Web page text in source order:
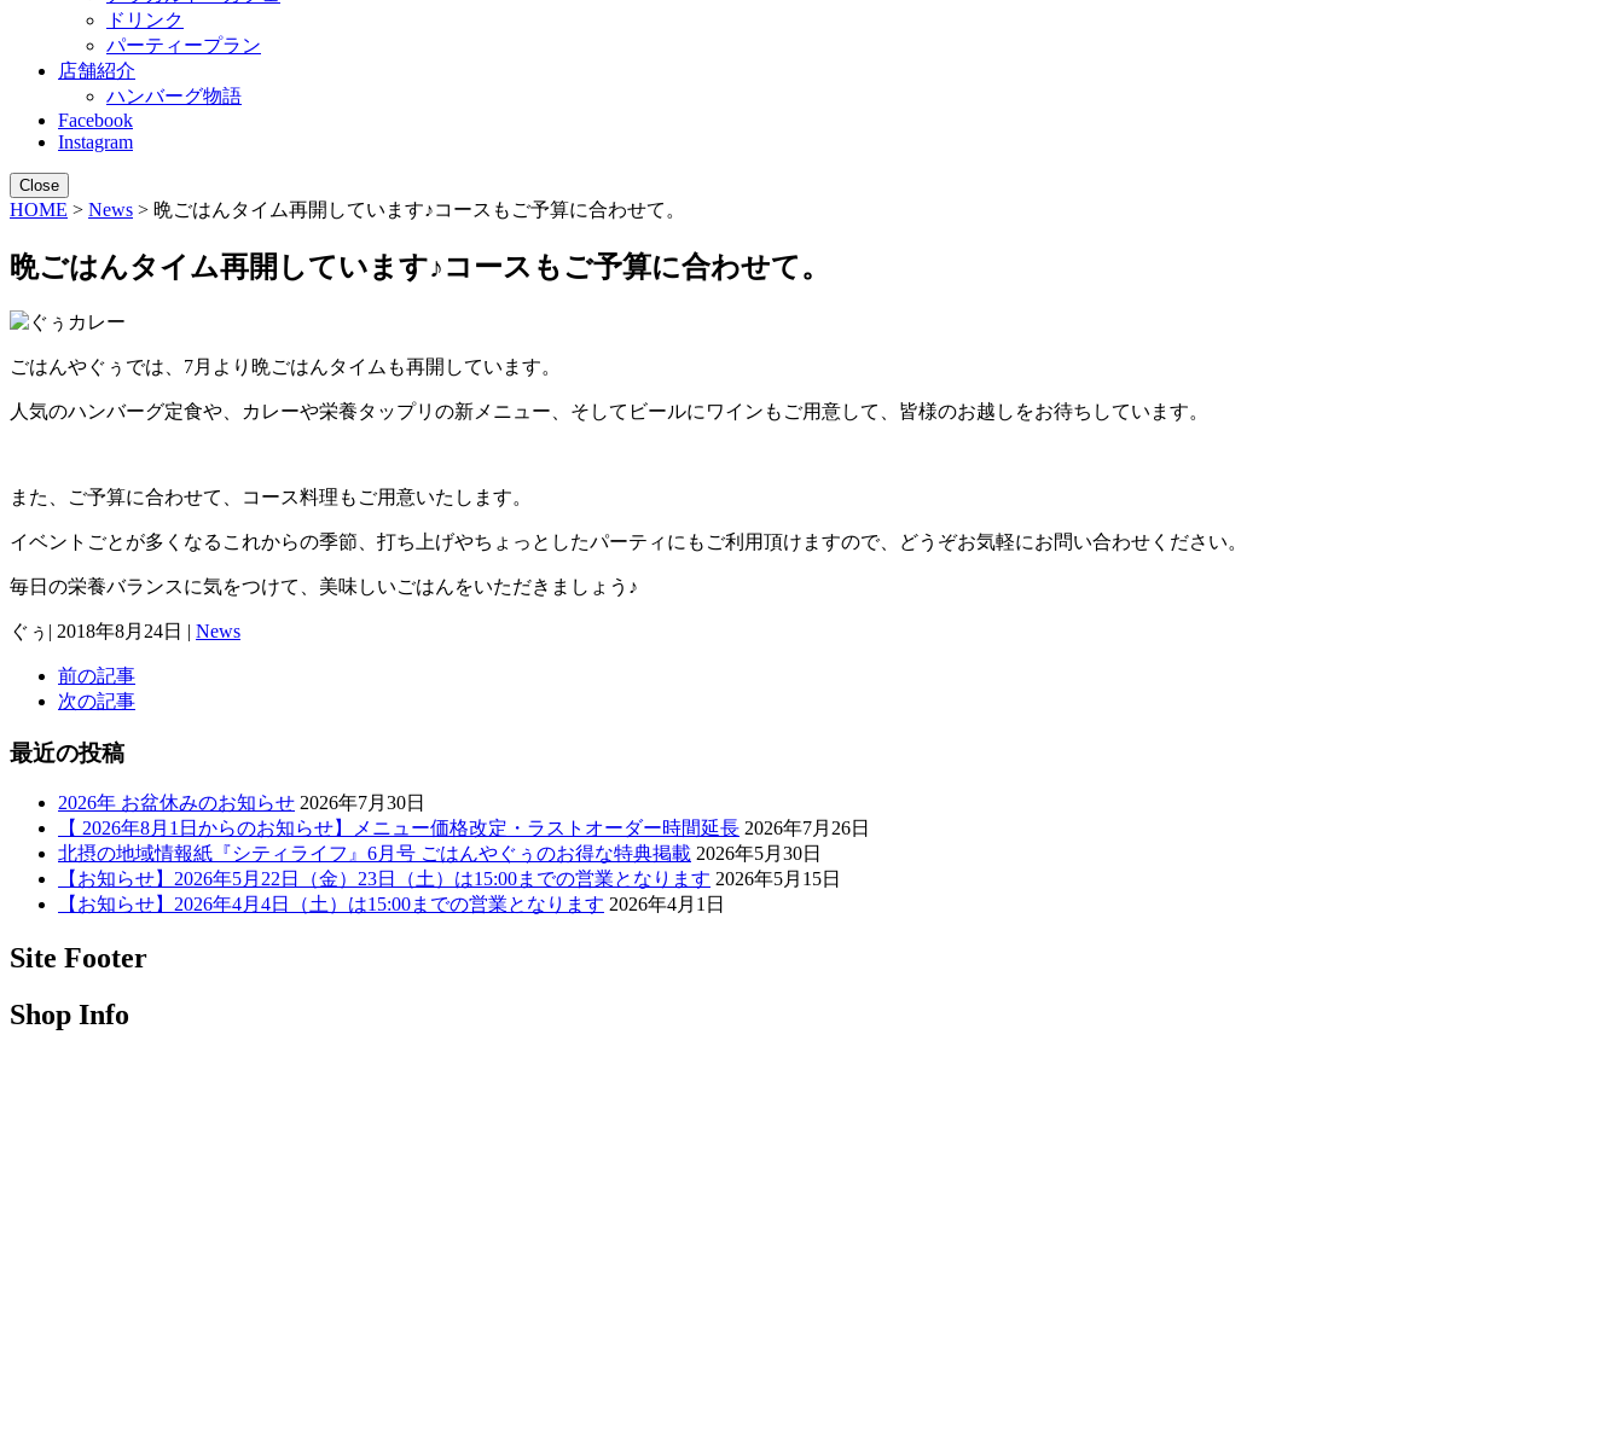
ドリンク
パーティープラン
店舗紹介
ハンバーグ物語
Facebook
Instagram
Close
HOME > News > 晩ごはんタイム再開しています♪コースもご予算に合わせて。
晩ごはんタイム再開しています♪コースもご予算に合わせて。
ごはんやぐぅでは、7月より晩ごはんタイムも再開しています。
人気のハンバーグ定食や、カレーや栄養タップリの新メニュー、そしてビールにワインもご用意して、皆様のお越しをお待ちしています。
また、ご予算に合わせて、コース料理もご用意いたします。
イベントごとが多くなるこれからの季節、打ち上げやちょっとしたパーティにもご利用頂けますので、どうぞお気軽にお問い合わせください。
毎日の栄養バランスに気をつけて、美味しいごはんをいただきましょう♪
ぐぅ | 2018年8月24日 | News
前の記事
次の記事
最近の投稿
2026年 お盆休みのお知らせ 2026年7月30日
【 2026年8月1日からのお知らせ】メニュー価格改定・ラストオーダー時間延長 2026年7月26日
北摂の地域情報紙『シティライフ』6月号 ごはんやぐぅのお得な特典掲載 2026年5月30日
【お知らせ】2026年5月22日（金）23日（土）は15:00までの営業となります 2026年5月15日
【お知らせ】2026年4月4日（土）は15:00までの営業となります 2026年4月1日
Site Footer
Shop Info